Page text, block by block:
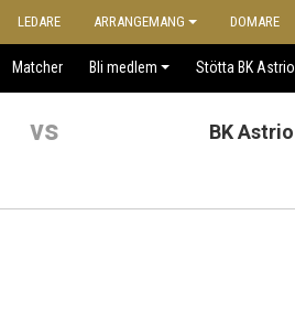
LEDARE ARRANGEMANG DOMARE
Matcher Bli medlem Stötta BK Astrio
vs BK Astrio